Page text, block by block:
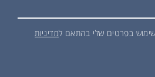
בפרטים שלי בהתאם למדיניות